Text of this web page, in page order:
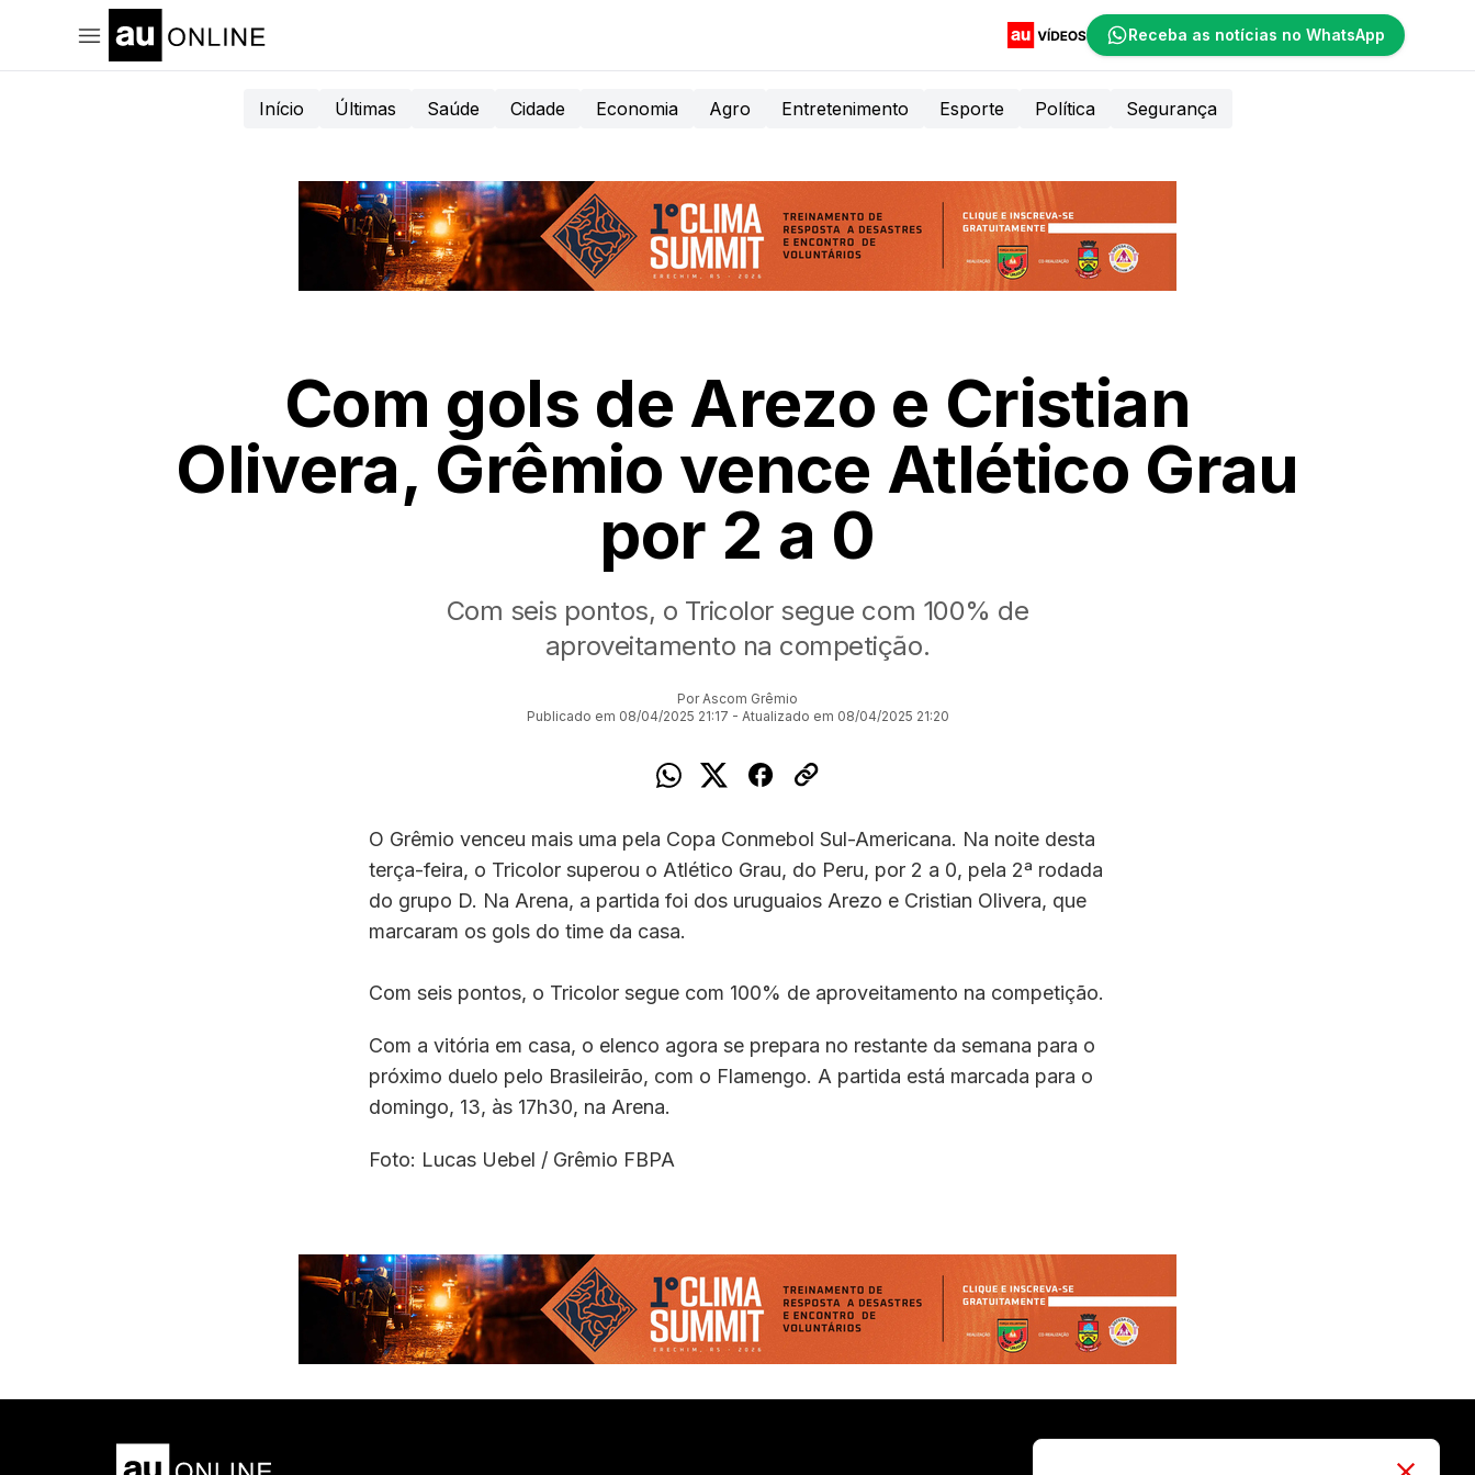
Receba as notícias no WhatsApp
Início Últimas Saúde Cidade Economia Agro Entretenimento Esporte Política Segurança
Com gols de Arezo e Cristian
Olivera, Grêmio vence Atlético Grau
por 2 a 0
Com seis pontos, o Tricolor segue com 100% de
aproveitamento na competição.
Por Ascom Grêmio
Publicado em 08/04/2025 21:17 - Atualizado em 08/04/2025 21:20
O Grêmio venceu mais uma pela Copa Conmebol Sul-Americana. Na noite desta
terça-feira, o Tricolor superou o Atlético Grau, do Peru, por 2 a 0, pela 2ª rodada
do grupo D. Na Arena, a partida foi dos uruguaios Arezo e Cristian Olivera, que
marcaram os gols do time da casa.
Com seis pontos, o Tricolor segue com 100% de aproveitamento na competição.
Com a vitória em casa, o elenco agora se prepara no restante da semana para o
próximo duelo pelo Brasileirão, com o Flamengo. A partida está marcada para o
domingo, 13, às 17h30, na Arena.
Foto: Lucas Uebel / Grêmio FBPA